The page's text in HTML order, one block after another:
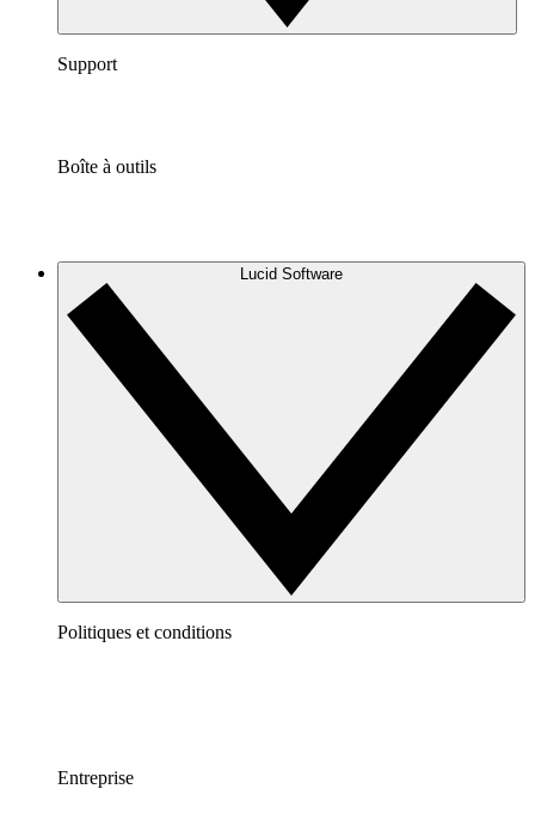
Support
Boîte à outils
Lucid Software
Politiques et conditions
Entreprise